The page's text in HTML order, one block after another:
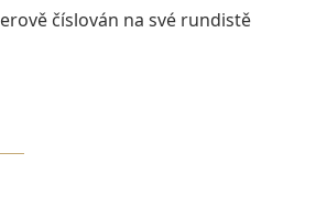
číslován na své rundistě